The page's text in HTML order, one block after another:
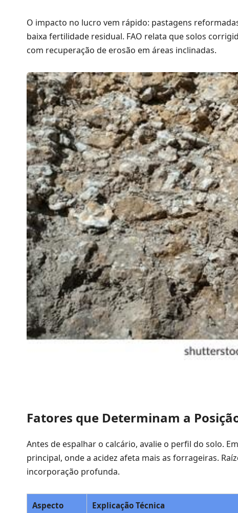
O impacto no lucro vem rápido: pastagens
baixa fertilidade residual. FAO relata que solos
com recuperação de erosão em áreas inclinadas.
Fatores que Determinam a
Antes de espalhar o calcário, avalie o perfil do solo.
principal, onde a acidez afeta mais as forrageiras.
incorporação profunda.
Aspecto Explicação Técnica